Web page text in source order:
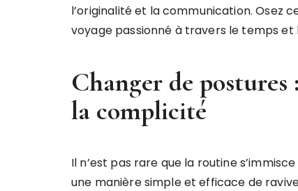
l’originalité et la communication. Osez
voyage passionné à travers le temps et
Changer de
la complicité
Il n’est pas rare que la routine
une manière simple et efficace de